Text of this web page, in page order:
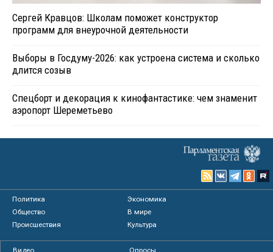
Сергей Кравцов: Школам поможет конструктор
программ для внеурочной деятельности
Выборы в Госдуму-2026: как устроена система и сколько
длится созыв
Спецборт и декорация к кинофантастике: чем знаменит
аэропорт Шереметьево
Политика
Экономика
Общество
В мире
Происшествия
Культура
Видео
Опросы